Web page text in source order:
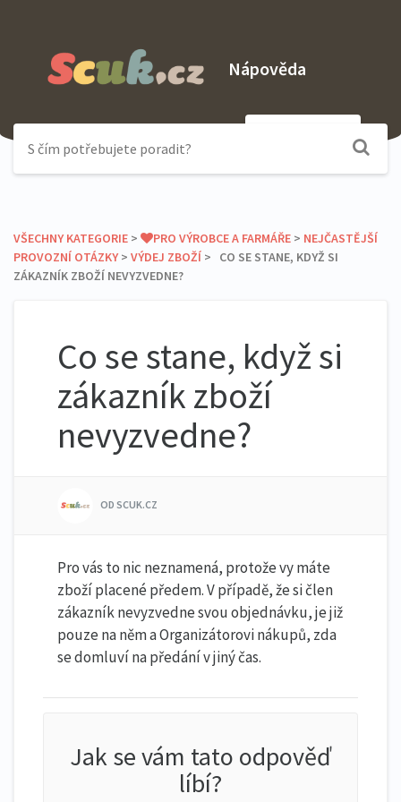
Nápověda
VŠECHNY KATEGORIE ​ > ​ ​PRO VÝROBCE A FARMÁŘE ​ > ​ ​NEJČASTĚJŠÍ
PROVOZNÍ OTÁZKY​ > ​ ​VÝDEJ ZBOŽÍ ​ > ​ CO SE STANE, KDYŽ SI
ZÁKAZNÍK ZBOŽÍ NEVYZVEDNE?
Co se stane, když si
zákazník zboží
nevyzvedne?
OD SCUK.CZ
Pro vás to nic neznamená, protože vy máte
zboží placené předem. V případě, že si člen
zákazník nevyzvedne svou objednávku, je již
pouze na něm a Organizátorovi nákupů, zda
se domluví na předání v jiný čas.
Jak se vám tato odpověď
líbí?